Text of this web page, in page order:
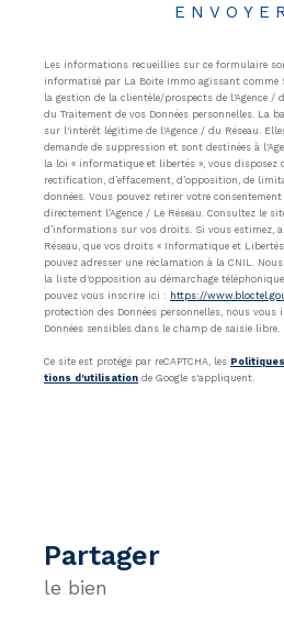
ENVOYER
Les informations recueillies sur ce formulaire
informatisé par La Boite Immo agissant
la gestion de la clientèle/prospects de l'Agence /
du Traitement de vos Données personnelles. La
sur l'intérêt légitime de l'Agence / du Réseau.
demande de suppression et sont destinées à
la loi « informatique et libertés », vous disposez
rectification, d’effacement, d’opposition, de
données. Vous pouvez retirer votre
directement l’Agence / Le Réseau. Consultez le
d’informations sur vos droits. Si vous estimez,
Réseau, que vos droits « Informatique et
pouvez adresser une réclamation à la CNIL.
la liste d'opposition au démarchage
pouvez vous inscrire ici : https://
protection des Données personnelles, nous
Données sensibles dans le champ de saisie libre.
Ce site est protégé par reCAPTCHA, les
tions d'utilisation de Google s'appliquent.
partager
le bien